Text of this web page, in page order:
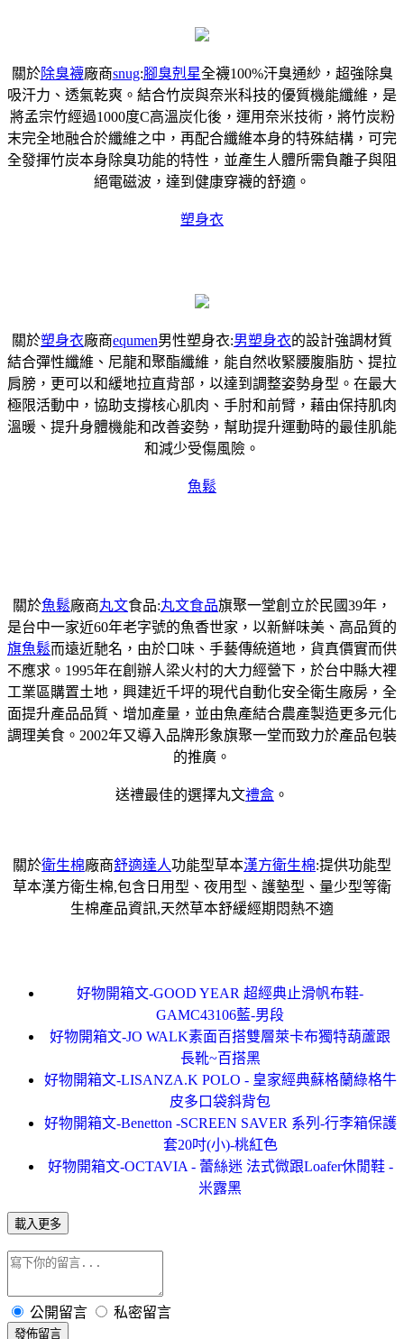
關於除臭襪廠商snug:腳臭剋星全襪100%汗臭通紗，超強除臭
吸汗力、透氣乾爽。結合竹炭與奈米科技的優質機能纖維，是
將孟宗竹經過1000度C高溫炭化後，運用奈米技術，將竹炭粉
末完全地融合於纖維之中，再配合纖維本身的特殊結構，可完
全發揮竹炭本身除臭功能的特性，並產生人體所需負離子與阻
絕電磁波，達到健康穿襪的舒適。
塑身衣
關於塑身衣廠商equmen男性塑身衣:男塑身衣的設計強調材質
結合彈性纖維、尼龍和聚酯纖維，能自然收緊腰腹脂肪、提拉
肩膀，更可以和緩地拉直背部，以達到調整姿勢身型。在最大
極限活動中，協助支撐核心肌肉、手肘和前臂，藉由保持肌肉
溫暖、提升身體機能和改善姿勢，幫助提升運動時的最佳肌能
和減少受傷風險。
魚鬆
關於魚鬆廠商丸文食品:丸文食品旗聚一堂創立於民國39年，
是台中一家近60年老字號的魚香世家，以新鮮味美、高品質的
旗魚鬆而遠近馳名，由於口味、手藝傳統道地，貨真價實而供
不應求。1995年在創辦人梁火村的大力經營下，於台中縣大裡
工業區購置土地，興建近千坪的現代自動化安全衛生廠房，全
面提升產品品質、增加產量，並由魚產結合農產製造更多元化
調理美食。2002年又導入品牌形象旗聚一堂而致力於產品包裝
的推廣。
送禮最佳的選擇丸文禮盒 。
關於衛生棉廠商舒適達人功能型草本漢方衛生棉:提供功能型
草本漢方衛生棉,包含日用型、夜用型、護墊型、量少型等衛
生棉產品資訊,天然草本舒緩經期悶熱不適
好物開箱文-GOOD YEAR 超經典止滑帆布鞋-
GAMC43106藍-男段
好物開箱文-JO WALK素面百搭雙層萊卡布獨特葫蘆跟
長靴~百搭黑
好物開箱文-LISANZA.K POLO - 皇家經典蘇格蘭綠格牛
皮多口袋斜背包
好物開箱文-Benetton -SCREEN SAVER 系列-行李箱保護
套20吋(小)-桃紅色
好物開箱文-OCTAVIA - 蕾絲迷 法式微跟Loafer休閒鞋 -
米露黑
載入更多
公開留言 私密留言
發佈留言